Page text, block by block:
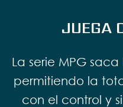
JUEGA
La serie MPG
permitiendo la
con el control y